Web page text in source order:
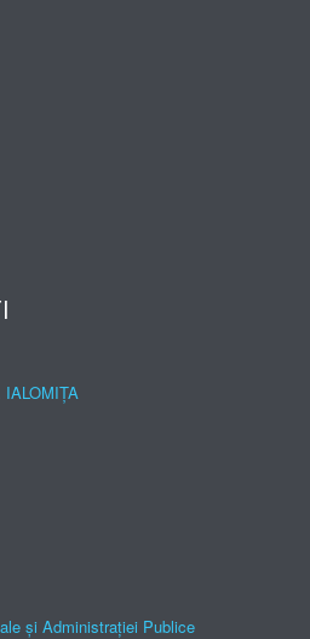
şi Administraţiei Publice